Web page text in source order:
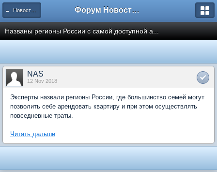
← Новости рынка недвижимости Форум Новостройки
Названы регионы России с самой доступной а...
NAS
12 Nov 2018
Эксперты назвали регионы России, где большинство семей могут
позволить себе арендовать квартиру и при этом осуществлять
повседневные траты.
Читать дальше